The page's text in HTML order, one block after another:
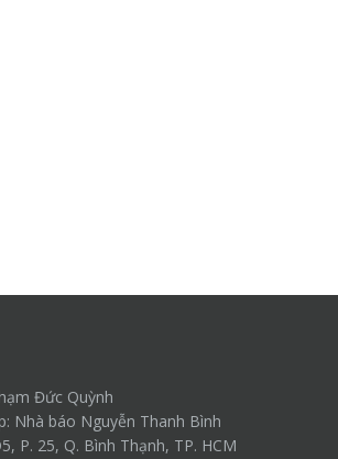
Đức Quỳnh
Nhà báo Nguyễn Thanh Bình
P. 25, Q. Bình Thạnh, TP. HCM